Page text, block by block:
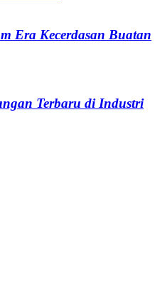
Era Kecerdasan Buatan
Terbaru di Industri